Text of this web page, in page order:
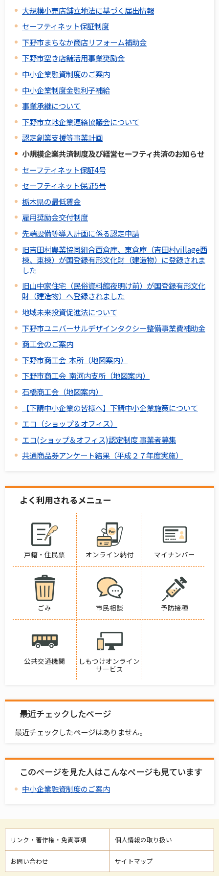
大規模小売店舗立地法に基づく届出情報
セーフティネット保証制度
下野市まちなか商店リフォーム補助金
下野市空き店舗活用事業奨励金
中小企業融資制度のご案内
中小企業制度金融利子補給
事業承継について
下野市立地企業連絡協議会について
認定創業支援等事業計画
小規模企業共済制度及び経営セーフティ共済のお知らせ
セーフティネット保証4号
セーフティネット保証5号
栃木県の最低賃金
雇用奨励金交付制度
先端設備等導入計画に係る認定申請
旧吉田村農業協同組合西倉庫、東倉庫（吉田村village西
棟、東棟）が国登録有形文化財（建造物）に登録されま
した
旧山中家住宅（民俗資料館夜明け前）が国登録有形文化
財（建造物）へ登録されました
地域未来投資促進法について
下野市ユニバーサルデザインタクシー整備事業費補助金
商工会のご案内
下野市商工会 本所（地図案内）
下野市商工会 南河内支所（地図案内）
石橋商工会（地図案内）
【下請中小企業の皆様へ】下請中小企業施策について
エコ（ショップ＆オフィス）
エコ(ショップ＆オフィス)認定制度 事業者募集
共通商品券アンケート結果（平成２７年度実施）
よく利用されるメニュー
戸籍・住民票 オンライン納付 マイナンバー
ごみ 市民相談 予防接種
公共交通機関
しもつけオンライン
サービス
最近チェックしたページ
最近チェックしたページはありません。
このページを見た人はこんなページも見ています
中小企業融資制度のご案内
リンク・著作権・免責事項 個人情報の取り扱い
お問い合わせ サイトマップ